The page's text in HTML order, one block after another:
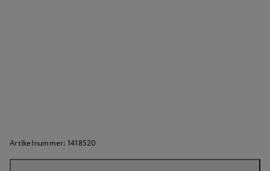
Artikelnummer: 1418520